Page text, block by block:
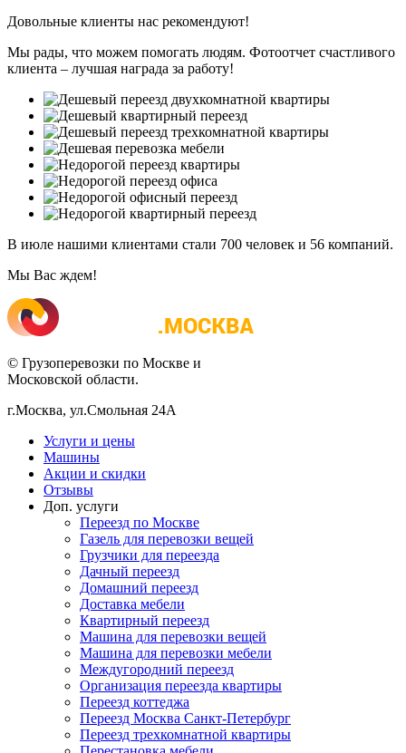
Довольные клиенты нас рекомендуют!
Мы рады, что можем помогать людям. Фотоотчет счастливого
клиента – лучшая награда за работу!
В июле нашими клиентами стали 700 человек и 56 компаний.
Мы Вас ждем!
© Грузоперевозки по Москве и
Московской области.
г.Москва, ул.Смольная 24А
Услуги и цены
Машины
Акции и скидки
Отзывы
Доп. услуги
Переезд по Москве
Газель для перевозки вещей
Грузчики для переезда
Дачный переезд
Домашний переезд
Доставка мебели
Квартирный переезд
Машина для перевозки вещей
Машина для перевозки мебели
Междугородний переезд
Организация переезда квартиры
Переезд коттеджа
Переезд Москва Санкт-Петербург
Переезд трехкомнатной квартиры